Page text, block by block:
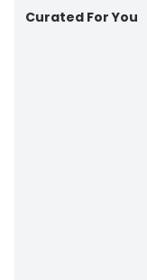
Curated For You